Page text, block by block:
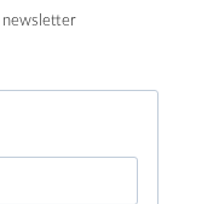
newsletter